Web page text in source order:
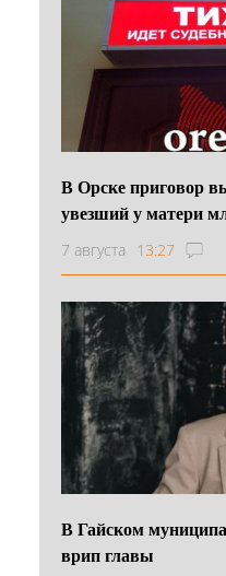
В Орске приговор
увезший у матери
7 августа 13:27
В Гайском
врип главы